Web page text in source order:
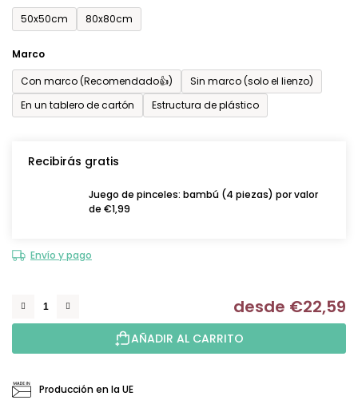
50x50cm
80x80cm
Marco
Con marco (Recomendado👍)
Sin marco (solo el lienzo)
En un tablero de cartón
Estructura de plástico
Recibirás gratis
Juego de pinceles: bambú (4 piezas) por valor
de €1,99
Envío y pago
desde €22,59
AÑADIR AL CARRITO
Producción en la UE